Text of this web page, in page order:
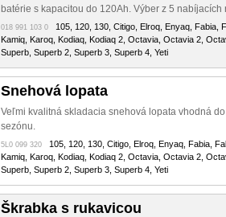
batérie s kapacitou do 120Ah. Výber z 5 nabíjacích
018 991 103 0 105, 120, 130, Citigo, Elroq, Enyaq, Fabia,
Kamiq, Karoq, Kodiaq, Kodiaq 2, Octavia, Octavia 2,
Superb, Superb 2, Superb 3, Superb 4, Yeti
Snehová lopata
Veľmi kvalitná skladacia snehová lopata vhodná
sezónu.
5L0 099 320 105, 120, 130, Citigo, Elroq, Enyaq, Fabia,
Kamiq, Karoq, Kodiaq, Kodiaq 2, Octavia, Octavia 2,
Superb, Superb 2, Superb 3, Superb 4, Yeti
Škrabka s rukavicou